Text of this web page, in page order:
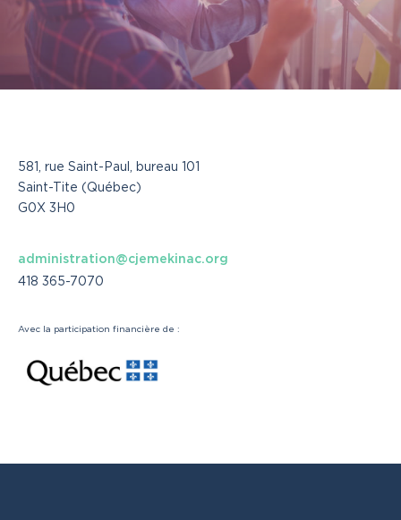
581, rue Saint-Paul, bureau 101
Saint-Tite (Québec)
G0X 3H0
administration@cjemekinac.org
418 365-7070
Avec la participation financière de :